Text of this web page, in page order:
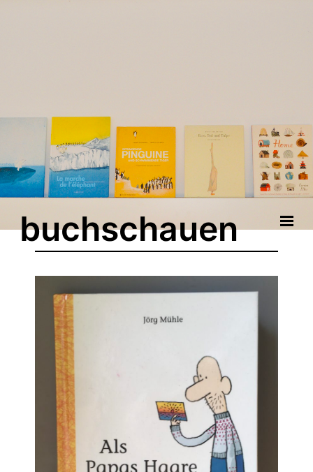
buchschauen